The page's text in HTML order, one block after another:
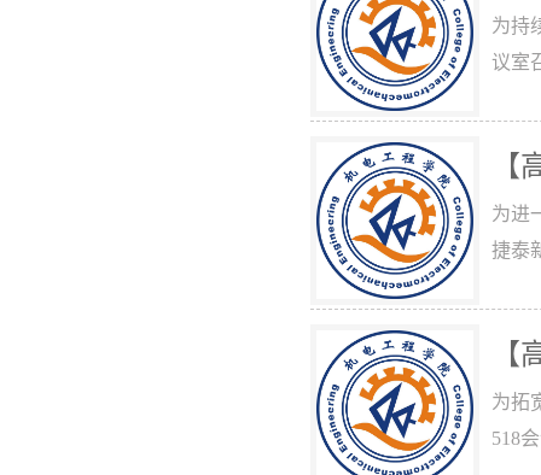
为持
议室
为进
捷泰
为拓
518